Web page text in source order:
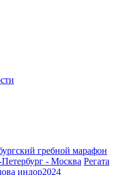
гребной марафон
- Москва Регата
индор2024